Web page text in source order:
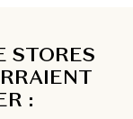
STORES
: